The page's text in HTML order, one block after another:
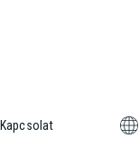
Kapcsolat